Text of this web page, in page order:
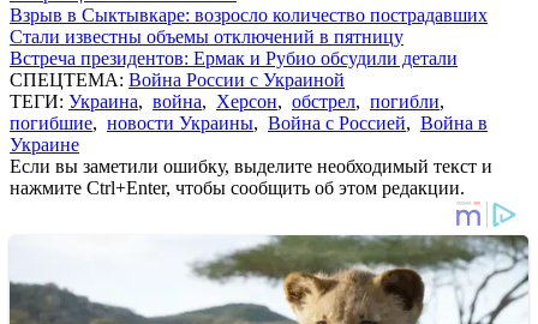
Взрыв в Сыктывкаре: возросло количество пострадавших
Стали известны объемы отключений в пятницу
Встреча президентов: Ермак и Рубио обсудили детали
СПЕЦТЕМА: Война России с Украиной
ТЕГИ: Украина, война, Херсон, обстрел, погибли,
погибшие, новости Украины, Война с Россией, Война в
Украине
Если вы заметили ошибку, выделите необходимый текст и
нажмите Ctrl+Enter, чтобы сообщить об этом редакции.